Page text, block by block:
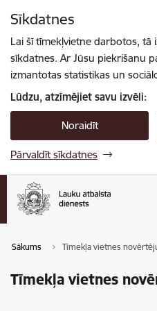
Sīkdatnes
Lai šī tīmekļvietne darbotos, tā
sīkdatnes. Ar Jūsu piekrišanu
izmantotas statistikas un
Lūdzu, atzīmējiet savu izvēli:
Noraidīt
Pārvaldīt sīkdatnes
Sākums Tīmekļa vietnes
Tīmekļa vietnes